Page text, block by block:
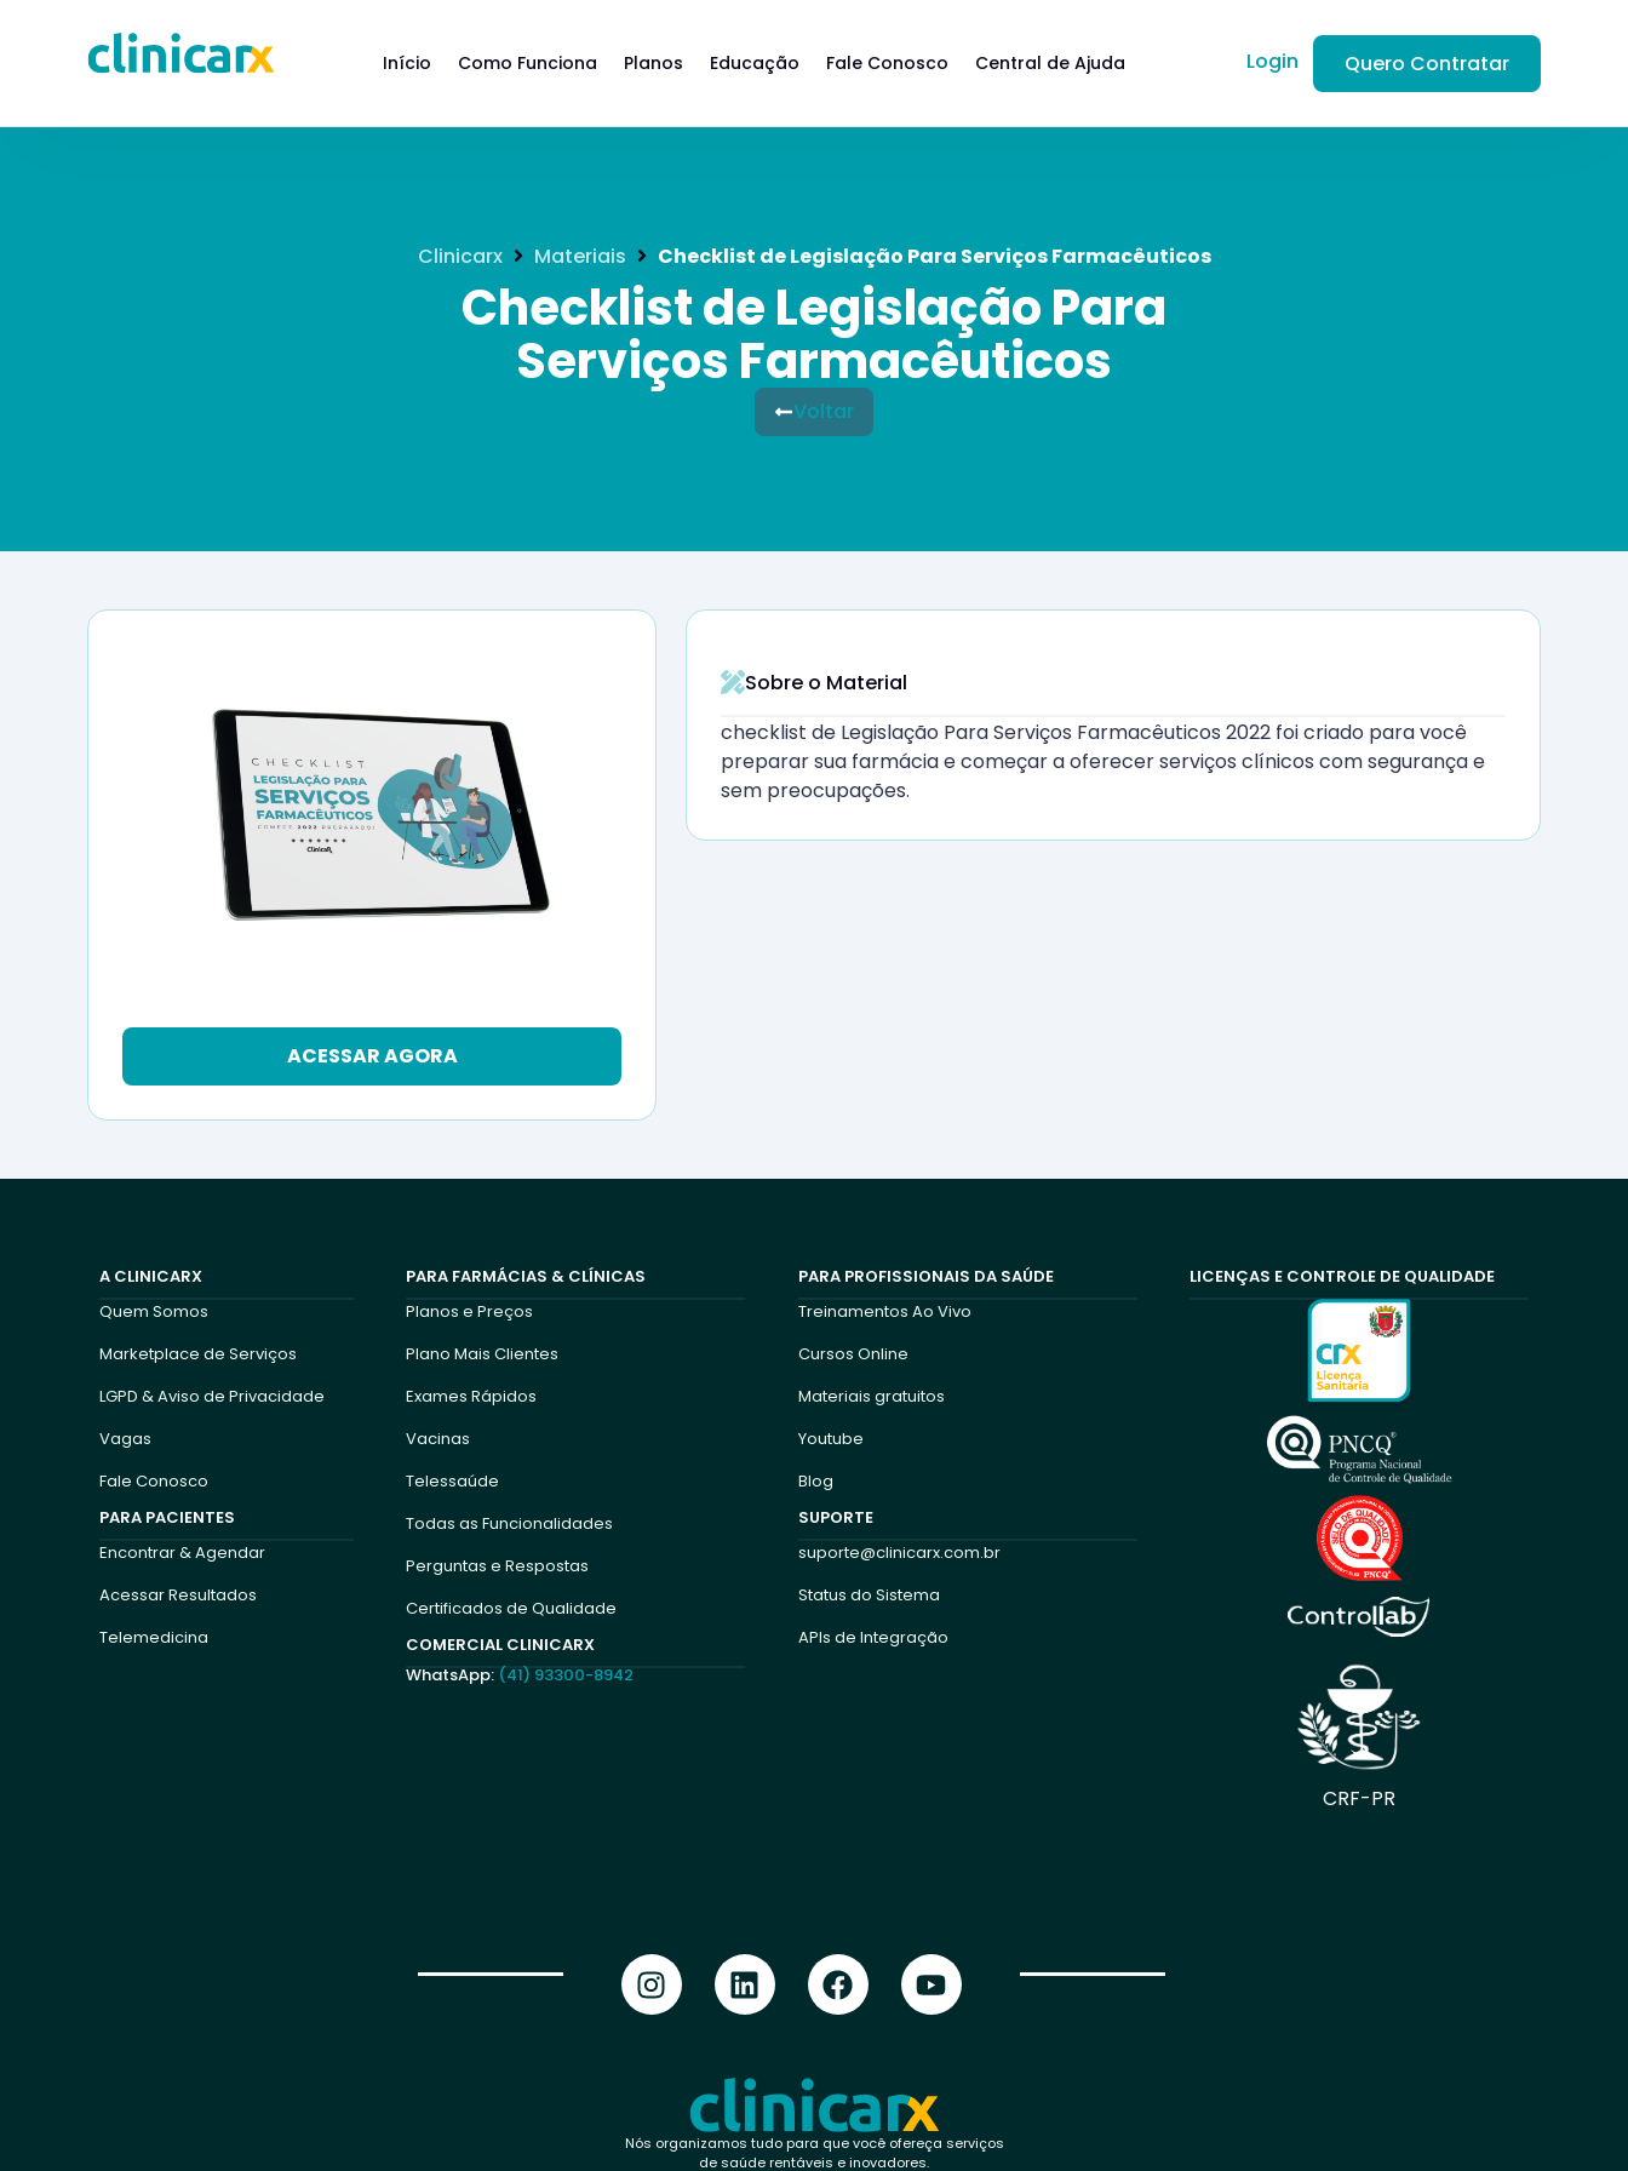
Início Como Funciona Planos Educação Fale Conosco Central de Ajuda Login Quero Contratar
Clinicarx Materiais Checklist de Legislação Para Serviços Farmacêuticos
Checklist de Legislação Para
Serviços Farmacêuticos
Voltar
ACESSAR AGORA
Sobre o Material
checklist de Legislação Para Serviços Farmacêuticos 2022 foi criado para você
preparar sua farmácia e começar a oferecer serviços clínicos com segurança e
sem preocupações.
A CLINICARX
Quem Somos
Marketplace de Serviços
LGPD & Aviso de Privacidade
Vagas
Fale Conosco
PARA PACIENTES
Encontrar & Agendar
Acessar Resultados
Telemedicina
PARA FARMÁCIAS & CLÍNICAS
Planos e Preços
Plano Mais Clientes
Exames Rápidos
Vacinas
Telessaúde
Todas as Funcionalidades
Perguntas e Respostas
Certificados de Qualidade
COMERCIAL CLINICARX
WhatsApp: (41) 93300-8942
PARA PROFISSIONAIS DA SAÚDE
Treinamentos Ao Vivo
Cursos Online
Materiais gratuitos
Youtube
Blog
SUPORTE
suporte@clinicarx.com.br
Status do Sistema
APIs de Integração
LICENÇAS E CONTROLE DE QUALIDADE
Nós organizamos tudo para que você ofereça serviços
de saúde rentáveis e inovadores.